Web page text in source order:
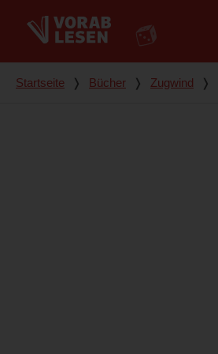
Du bist hier
Startseite ❭ Bücher ❭ Zugwind ❭